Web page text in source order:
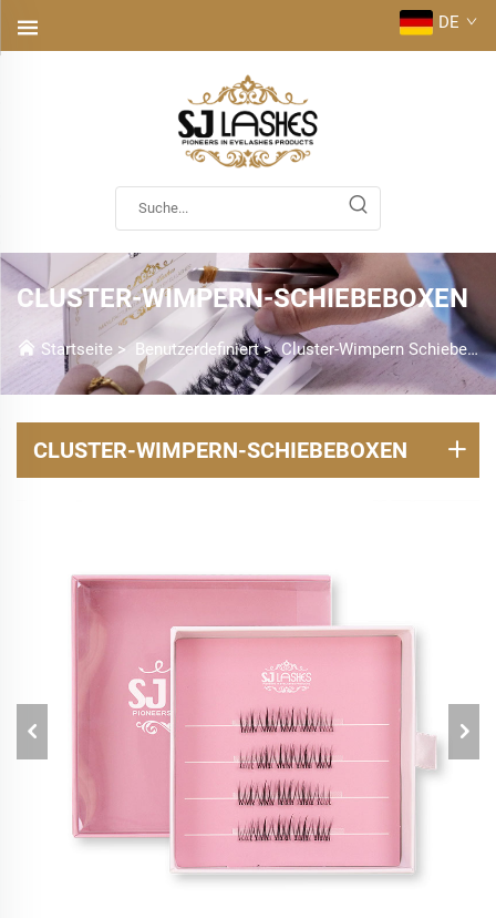
DE
CLUSTER-WIMPERN-SCHIEBEBOXEN
Startseite > Benutzerdefiniert>Cluster-Wimpern Schiebeboxen
CLUSTER-WIMPERN-SCHIEBEBOXEN